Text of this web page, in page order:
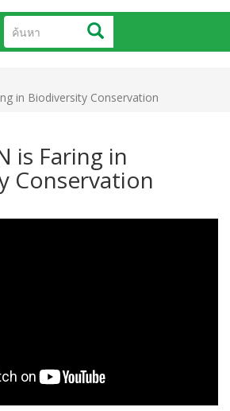
ค้นหา ค้นหา
in Biodiversity Conservation
is Faring in
Conservation